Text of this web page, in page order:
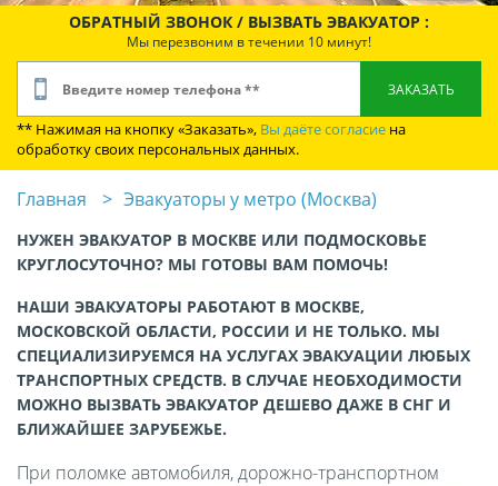
ОБРАТНЫЙ ЗВОНОК / ВЫЗВАТЬ ЭВАКУАТОР :
Мы перезвоним в течении 10 минут!
** Нажимая на кнопку «Заказать», Вы даёте согласие на
обработку своих персональных данных.
Главная Эвакуаторы у метро (Москва)
НУЖЕН ЭВАКУАТОР В МОСКВЕ ИЛИ ПОДМОСКОВЬЕ
КРУГЛОСУТОЧНО? МЫ ГОТОВЫ ВАМ ПОМОЧЬ!
НАШИ ЭВАКУАТОРЫ РАБОТАЮТ В МОСКВЕ,
МОСКОВСКОЙ ОБЛАСТИ, РОССИИ И НЕ ТОЛЬКО. МЫ
СПЕЦИАЛИЗИРУЕМСЯ НА УСЛУГАХ ЭВАКУАЦИИ ЛЮБЫХ
ТРАНСПОРТНЫХ СРЕДСТВ. В СЛУЧАЕ НЕОБХОДИМОСТИ
МОЖНО ВЫЗВАТЬ ЭВАКУАТОР ДЕШЕВО ДАЖЕ В СНГ И
БЛИЖАЙШЕЕ ЗАРУБЕЖЬЕ.
При поломке автомобиля, дорожно-транспортном